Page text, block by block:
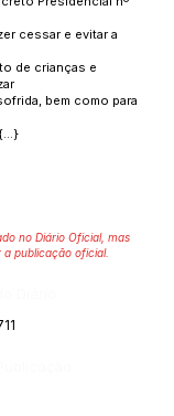
cessar e evitar a
de crianças e
bem como para
no Diário Oficial, mas
publicação oficial.